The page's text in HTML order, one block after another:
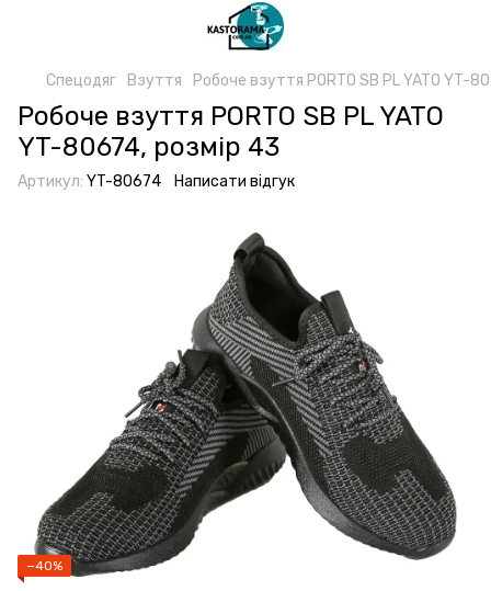
Спецодяг Взуття Робоче взуття PORTO SB PL YATO YT-
Робоче взуття PORTO SB PL YATO
YT-80674, розмір 43
Артикул: YT-80674 Написати відгук
−40%